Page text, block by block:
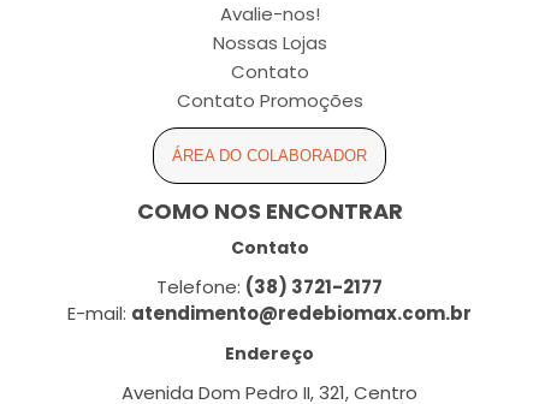
Avalie-nos!
Nossas Lojas
Contato
Contato Promoções
ÁREA DO COLABORADOR
COMO NOS ENCONTRAR
Contato
Telefone: (38) 3721-2177
E-mail: atendimento@redebiomax.com.br
Endereço
Avenida Dom Pedro II, 321, Centro